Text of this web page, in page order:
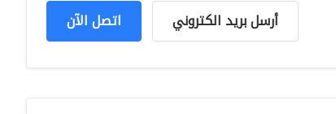
اتصل الآن أرسل بريد الكتروني